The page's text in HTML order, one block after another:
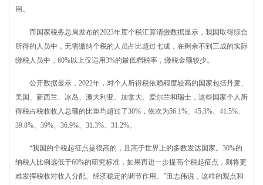
用。
而国家税务总局发布的2023年度个税汇算清缴数据显示，我国取得综合
所得的人员中，无需缴纳个税的人员占比超过七成，在剩余不到三成的实际
缴税人员中，60%以上仅适用3%的最低档税率，缴税金额较少。
公开数据显示，2022年，对个人所得税依赖程度较高的国家包括丹麦、
美国、新西兰、冰岛、澳大利亚、加拿大、爱尔兰和瑞士，这些国家个人所
得税占税收收入总额的比重均超过了30%，依次为56.1%、45.3%、41.5%、
39.8%、39%、36.9%、31.3%、31.2%。
“我国的个税起征点是很高的，且高于世界上的多数发达国家。30%的
纳税人比例远低于60%的研究标准，如果再进一步提高个税起征点，则将更
难发挥税收对收入分配、经济稳定的调节作用。”田志伟说，这样的观点和